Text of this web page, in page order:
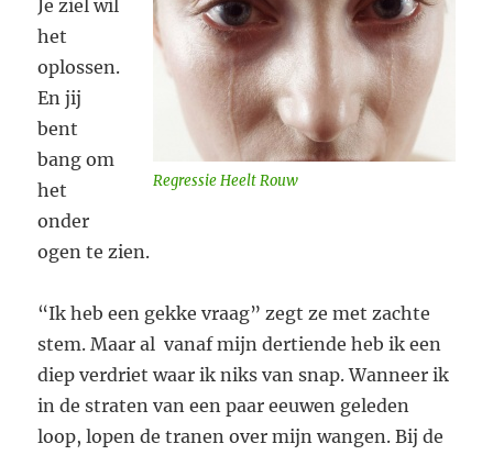
Regressie Heelt Rouw
Je ziel wil
het
oplossen.
En jij
bent
bang om
het
onder
ogen te zien.
“Ik heb een gekke vraag” zegt ze met zachte
stem. Maar al vanaf mijn dertiende heb ik een
diep verdriet waar ik niks van snap. Wanneer ik
in de straten van een paar eeuwen geleden
loop, lopen de tranen over mijn wangen. Bij de